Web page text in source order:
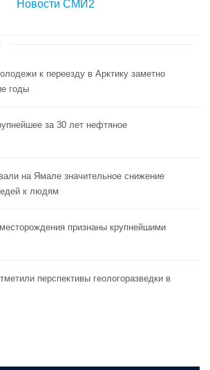
Новости СМИ2
к переезду в Арктику заметно
годы
за 30 лет нефтяное
на Ямале значительное снижение
к людям
признаны крупнейшими
перспективы геологоразведки в